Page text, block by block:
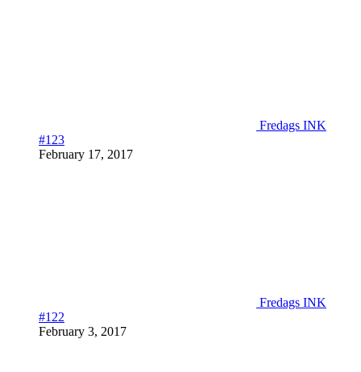
Fredags INK
#123
February 17, 2017
Fredags INK
#122
February 3, 2017